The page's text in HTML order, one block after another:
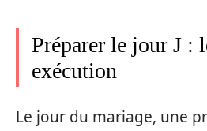
Préparer le jour J :
exécution
Le jour du mariage, une